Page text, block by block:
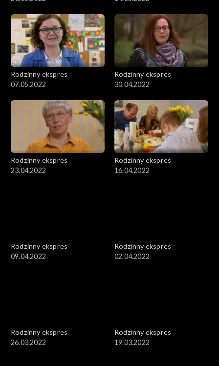
Rodzinny ekspres
07.05.2022
Rodzinny ekspres
30.04.2022
Rodzinny ekspres
23.04.2022
Rodzinny ekspres
16.04.2022
Rodzinny ekspres
09.04.2022
Rodzinny ekspres
02.04.2022
Rodzinny ekspres
26.03.2022
Rodzinny ekspres
19.03.2022